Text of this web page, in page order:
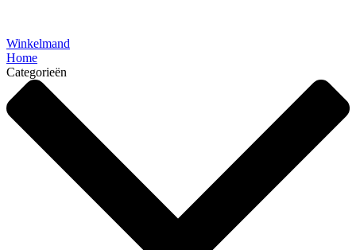
Winkelmand
Home
Categorieën